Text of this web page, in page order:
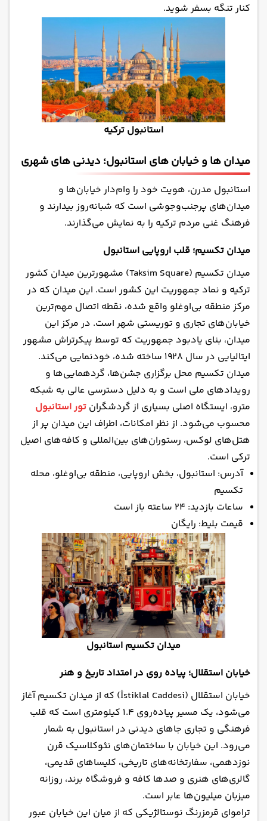
کنار تنگه بسفر شوید.
استانبول ترکیه
میدان ها و خیابان های استانبول؛ دیدنی های شهری
استانبول مدرن، هویت خود را وام‌دار خیابان‌ها و
میدان‌های پرجنب‌وجوشی است که شبانه‌روز بیدارند و
فرهنگ غنی مردم ترکیه را به نمایش می‌گذارند.
میدان تکسیم؛ قلب اروپایی استانبول
میدان تکسیم (Taksim Square) مشهورترین میدان کشور
ترکیه و نماد جمهوریت این کشور است. این میدان که در
مرکز منطقه بی‌اوغلو واقع شده، نقطه اتصال مهم‌ترین
خیابان‌های تجاری و توریستی شهر است. در مرکز این
میدان، بنای یادبود جمهوریت که توسط پیکرتراش مشهور
ایتالیایی در سال ۱۹۲۸ ساخته شده، خودنمایی می‌کند.
میدان تکسیم محل برگزاری جشن‌ها، گردهمایی‌ها و
رویدادهای ملی است و به دلیل دسترسی عالی به شبکه
مترو، ایستگاه اصلی بسیاری از گردشگران تور استانبول
محسوب می‌شود. از نظر امکانات، اطراف این میدان پر از
هتل‌های لوکس، رستوران‌های بین‌المللی و کافه‌های اصیل
ترکی است.
آدرس: استانبول، بخش اروپایی، منطقه بی‌اوغلو، محله
تکسیم
ساعات بازدید: ۲۴ ساعته باز است
قیمت بلیط: رایگان
میدان تکسیم استانبول
خیابان استقلال؛ پیاده روی در امتداد تاریخ و هنر
خیابان استقلال (İstiklal Caddesi) که از میدان تکسیم آغاز
می‌شود، یک مسیر پیاده‌روی ۱.۴ کیلومتری است که قلب
فرهنگی و تجاری جاهای دیدنی در استانبول به شمار
می‌رود. این خیابان با ساختمان‌های نئوکلاسیک قرن
نوزدهمی، سفارتخانه‌های تاریخی، کلیساهای قدیمی،
گالری‌های هنری و صدها کافه و فروشگاه برند، روزانه
میزبان میلیون‌ها عابر است.
تراموای قرمزرنگ نوستالژیکی که از میان این خیابان عبور